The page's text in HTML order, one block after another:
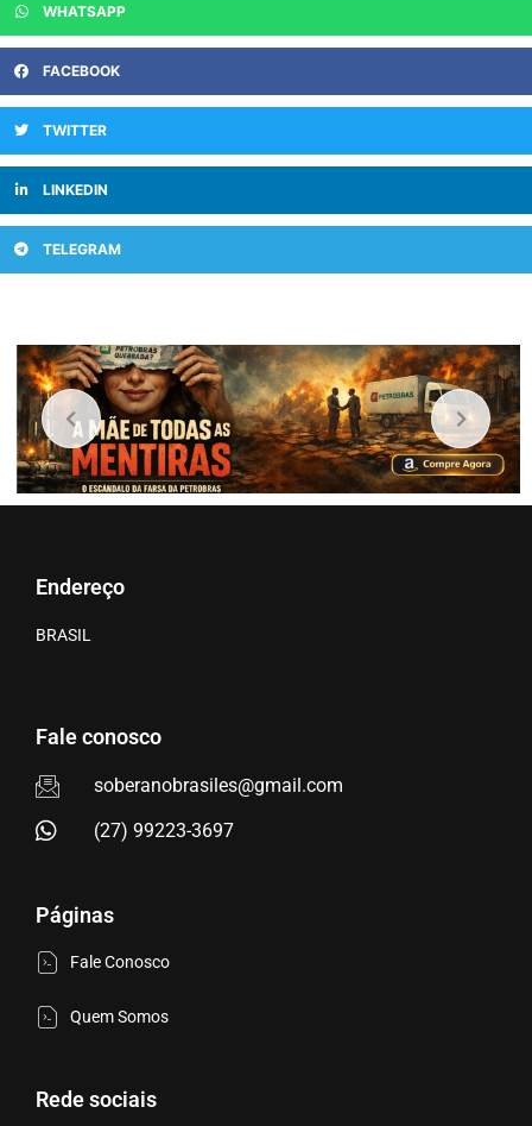
WHATSAPP
FACEBOOK
TWITTER
LINKEDIN
TELEGRAM
Endereço
BRASIL
Fale conosco
soberanobrasiles@gmail.com
(27) 99223-3697
Páginas
Fale Conosco
Quem Somos
Rede sociais